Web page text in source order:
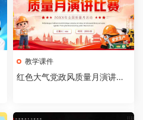
教学课件
红色大气党政风质量月演讲比